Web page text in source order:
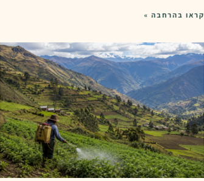
קראו בהרחבה »